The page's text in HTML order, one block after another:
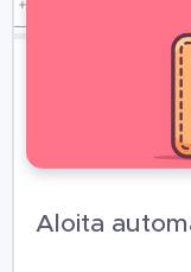
Aloita